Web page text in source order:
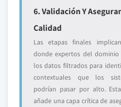
6. Validación Y
Calidad
Las etapas finales
donde expertos del
los datos filtrados para
contextuales que los
podrían pasar por alto.
añade una capa crítica de